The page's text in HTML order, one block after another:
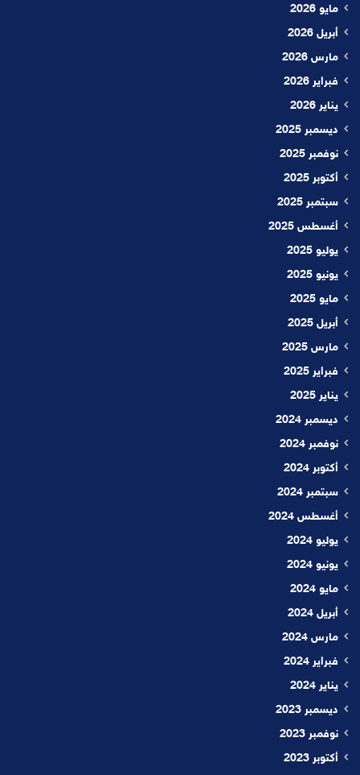
مايو 2026
أبريل 2026
مارس 2026
فبراير 2026
يناير 2026
ديسمبر 2025
نوفمبر 2025
أكتوبر 2025
سبتمبر 2025
أغسطس 2025
يوليو 2025
يونيو 2025
مايو 2025
أبريل 2025
مارس 2025
فبراير 2025
يناير 2025
ديسمبر 2024
نوفمبر 2024
أكتوبر 2024
سبتمبر 2024
أغسطس 2024
يوليو 2024
يونيو 2024
مايو 2024
أبريل 2024
مارس 2024
فبراير 2024
يناير 2024
ديسمبر 2023
نوفمبر 2023
أكتوبر 2023